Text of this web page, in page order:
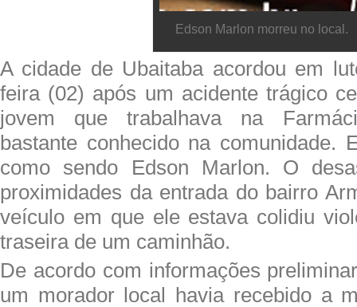
Edson Marlon morreu no local.
A cidade de Ubaitaba acordou em
feira (02) após um acidente trágico
jovem que trabalhava na
bastante conhecido na comunidade.
como sendo Edson Marlon. O
proximidades da entrada do bairro
veículo em que ele estava colidiu
traseira de um caminhão.
De acordo com informações
um morador local havia recebido a